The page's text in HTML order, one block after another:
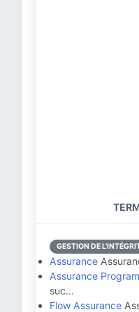
GESTION DE
Assurance
Assurance Program
suc…
Flow Assurance